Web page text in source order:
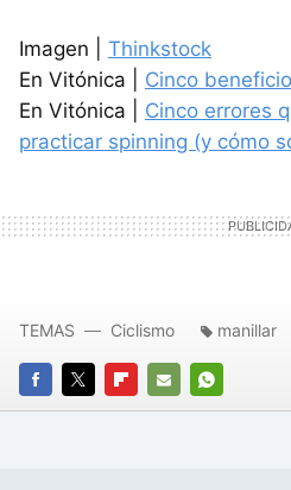
Imagen | Thinkstock
En Vitónica | Cinco
En Vitónica | Cinco errores
practicar spinning (y cómo
FACEBOOK
TWITTERFLIPBOARD
E-
WHATSAPP
TEMAS Ciclismo manillar